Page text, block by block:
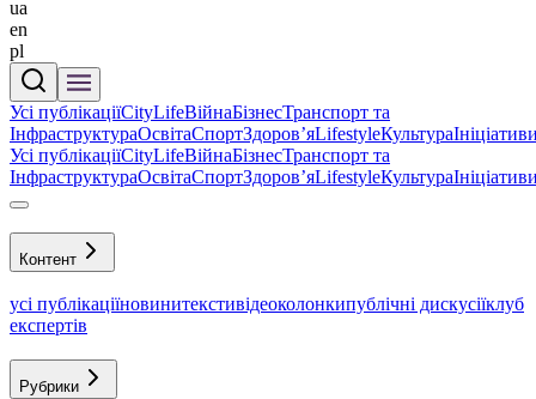
ua
en
pl
Усі публікаціїCityLifeВійнаБізнесТранспорт та
ІнфраструктураОсвітаСпортЗдоровʼяLifestyleКультура
Усі публікаціїCityLifeВійнаБізнесТранспорт та
ІнфраструктураОсвітаСпортЗдоровʼяLifestyleКультура
Контент
усі публікаціїновинитекстивідеоколонкипублічні дискусіїклуб
експертів
Рубрики